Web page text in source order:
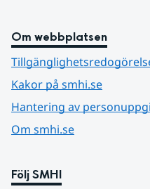
Om webbplatsen
Kakor på smhi.se
Hantering av
Om smhi.se
Följ SMHI